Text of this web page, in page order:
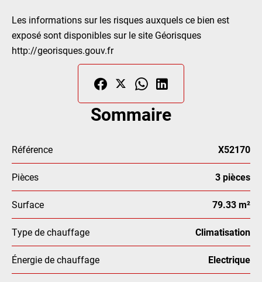
Les informations sur les risques auxquels ce bien est
exposé sont disponibles sur le site Géorisques
http://georisques.gouv.fr
Sommaire
Référence X52170
Pièces 3 pièces
Surface 79.33 m²
Type de chauffage Climatisation
Énergie de chauffage Electrique